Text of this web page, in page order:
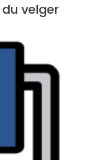
før du velger